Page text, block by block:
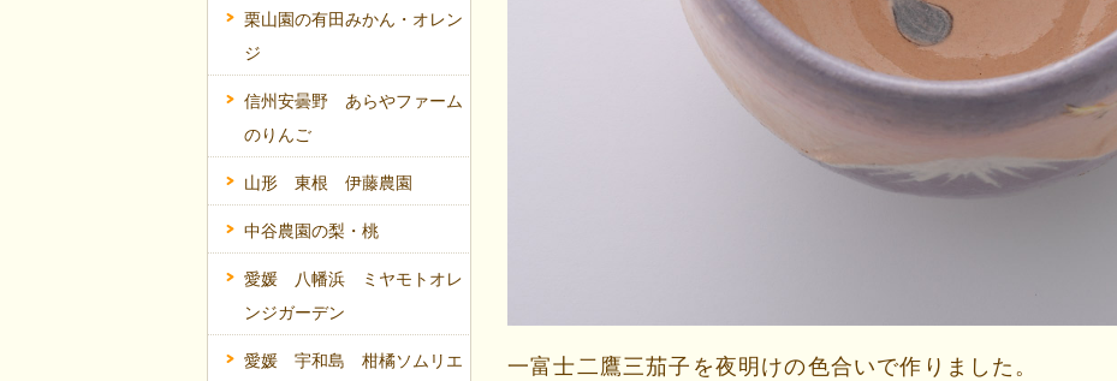
一富士二鷹三茄子を夜明けの色合いで作りました。
栗山園の有田みかん・オレン
ジ
信州安曇野 あらやファーム
のりんご
山形 東根 伊藤農園
中谷農園の梨・桃
愛媛 八幡浜 ミヤモトオレ
ンジガーデン
愛媛 宇和島 柑橘ソムリエ